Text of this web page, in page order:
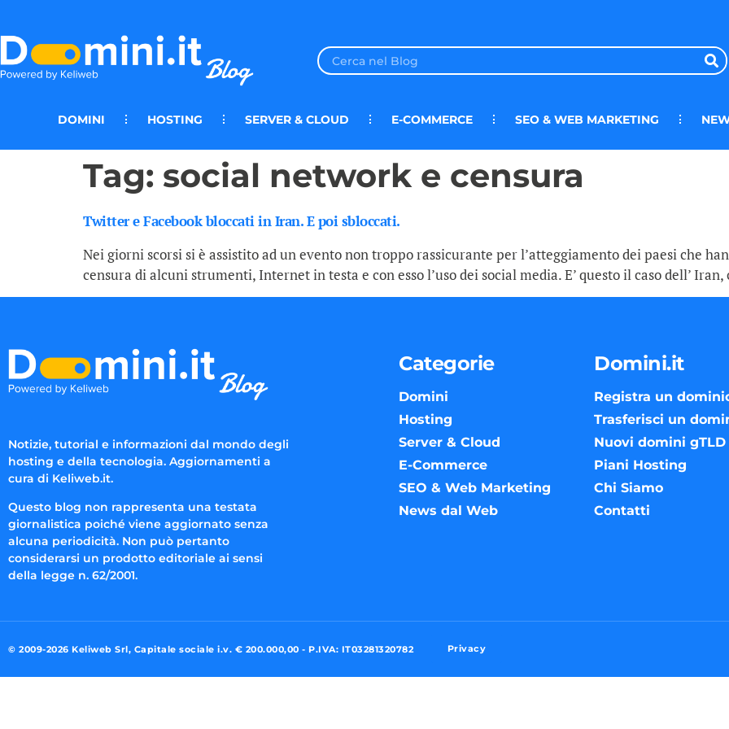
DOMINI HOSTING SERVER & CLOUD E-COMMERCE SEO & WEB MARKETING
Tag: social network e censura
Twitter e Facebook bloccati in Iran. E poi sbloccati.
Nei giorni scorsi si è assistito ad un evento non troppo rassicurante per l’atteggiamento dei paesi che
censura di alcuni strumenti, Internet in testa e con esso l’uso dei social media. E’ questo il caso dell’
Notizie, tutorial e informazioni dal mondo degli
hosting e della tecnologia. Aggiornamenti a
cura di Keliweb.it.
Questo blog non rappresenta una testata
giornalistica poiché viene aggiornato senza
alcuna periodicità. Non può pertanto
considerarsi un prodotto editoriale ai sensi
della legge n. 62/2001.
Categorie
Domini
Hosting
Server & Cloud
E-Commerce
SEO & Web Marketing
News dal Web
Domini.it
Registra un
Trasferisci un
Nuovi domini gTLD
Piani Hosting
Chi Siamo
Contatti
© 2009-2026 Keliweb Srl, Capitale sociale i.v. € 200.000,00 - P.IVA: IT03281320782 Privacy